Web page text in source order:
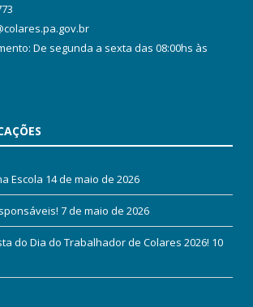
De segunda a sexta das 08:00hs às
Escola 14 de maio de 2026
7 de maio de 2026
do Dia do Trabalhador de Colares 2026! 10